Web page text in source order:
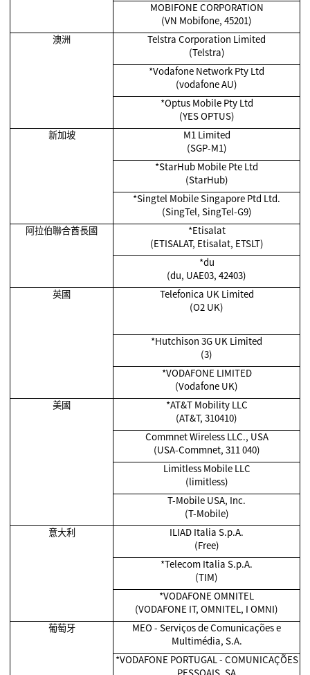
MOBIFONE CORPORATION
(VN Mobifone, 45201)
澳洲
Telstra Corporation Limited
(Telstra)
*Vodafone Network Pty Ltd
(vodafone AU)
*Optus Mobile Pty Ltd
(YES OPTUS)
新加坡
M1 Limited
(SGP-M1)
*StarHub Mobile Pte Ltd
(StarHub)
*Singtel Mobile Singapore Ptd Ltd.
(SingTel, SingTel-G9)
阿拉伯聯合酋長國
*Etisalat
(ETISALAT, Etisalat, ETSLT)
*du
(du, UAE03, 42403)
英國
Telefonica UK Limited
(O2 UK)
*Hutchison 3G UK Limited
(3)
*VODAFONE LIMITED
(Vodafone UK)
美國
*AT&T Mobility LLC
(AT&T, 310410)
Commnet Wireless LLC., USA
(USA-Commnet, 311 040)
Limitless Mobile LLC
(limitless)
T-Mobile USA, Inc.
(T-Mobile)
意大利
ILIAD Italia S.p.A.
(Free)
*Telecom Italia S.p.A.
(TIM)
*VODAFONE OMNITEL
(VODAFONE IT, OMNITEL, I OMNI)
葡萄牙
MEO - Serviços de Comunicações e
Multimédia, S.A.
*VODAFONE PORTUGAL - COMUNICAÇÕES